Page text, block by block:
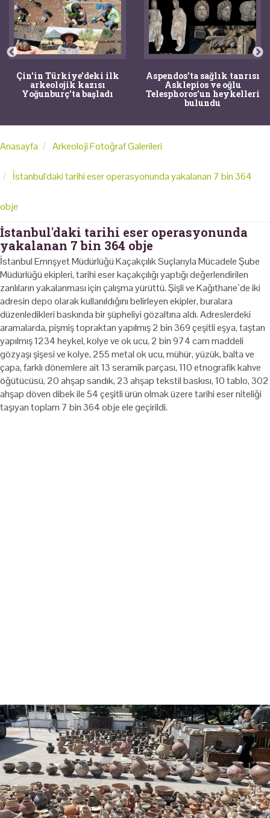
Çin'in Türkiye'deki ilk
arkeolojik kazısı
Yoğunburç'ta başladı
Aspendos'ta sağlık tanrısı
Asklepios ve oğlu
Telesphoros'un heykelleri
bulundu
Anasayfa Arkeoloji Fotoğraf Galerileri
İstanbul'daki tarihi eser operasyonunda yakalanan 7 bin 364
obje
İstanbul'daki tarihi eser operasyonunda
yakalanan 7 bin 364 obje
İstanbul Emnşyet Müdürlüğü Kaçakçılık Suçlarıyla Mücadele Şube
Müdürlüğü ekipleri, tarihi eser kaçakçılığı yaptığı değerlendirilen
zanlıların yakalanması için çalışma yürüttü. Şişli ve Kağıthane`de iki
adresin depo olarak kullanıldığını belirleyen ekipler, buralara
düzenledikleri baskında bir şüpheliyi gözaltına aldı. Adreslerdeki
aramalarda, pişmiş topraktan yapılmış 2 bin 369 çeşitli eşya, taştan
yapılmış 1234 heykel, kolye ve ok ucu, 2 bin 974 cam maddeli
gözyaşı şişesi ve kolye, 255 metal ok ucu, mühür, yüzük, balta ve
çapa, farklı dönemlere ait 13 seramik parçası, 110 etnografik kahve
öğütücüsü, 20 ahşap sandık, 23 ahşap tekstil baskısı, 10 tablo, 302
ahşap döven dibek ile 54 çeşitli ürün olmak üzere tarihi eser niteliği
taşıyan toplam 7 bin 364 obje ele geçirildi.